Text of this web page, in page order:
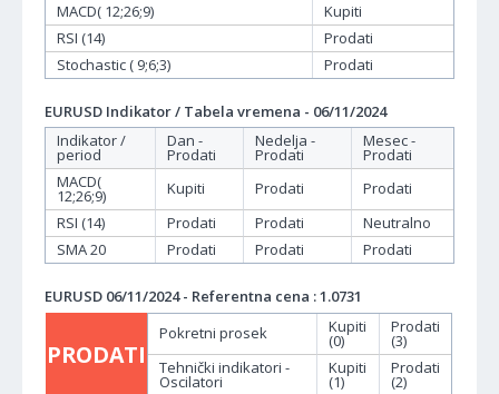
MACD( 12;26;9)
Kupiti
RSI (14)
Prodati
Stochastic ( 9;6;3)
Prodati
EURUSD Indikator / Tabela vremena - 06/11/2024
Indikator /
period
Dan -
Prodati
Nedelja -
Prodati
Mesec -
Prodati
MACD(
12;26;9) Kupiti Prodati
Prodati
RSI (14)
Prodati Prodati
Neutralno
SMA 20
Prodati Prodati Prodati
EURUSD 06/11/2024 - Referentna cena : 1.0731
PRODATI
Pokretni prosek Kupiti
(0)
Prodati
(3)
Tehnički indikatori -
Oscilatori
Kupiti
(1)
Prodati
(2)